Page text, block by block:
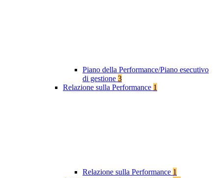
Piano della Performance/Piano esecutivo
di gestione 3
Relazione sulla Performance 1
Relazione sulla Performance 1